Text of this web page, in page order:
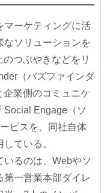
ーケティングに活
なソリューションを
つぶやきなどをリ
（バズファインダ
企業側のコミュニケ
Social Engage（ソ
ビスを、同社自体
ている。
るのは、Webやソ
第一営業本部ダイレ